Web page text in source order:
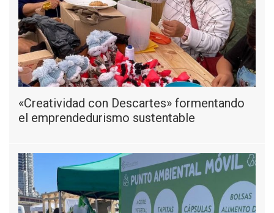
«Creatividad con Descartes» formentando
el emprendedurismo sustentable